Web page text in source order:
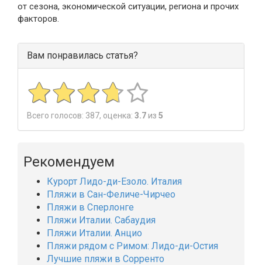
от сезона, экономической ситуации, региона и прочих
факторов.
Вам понравилась статья?
Всего голосов: 387, оценка: 3.7 из 5
Рекомендуем
Курорт Лидо-ди-Езоло. Италия
Пляжи в Сан-Феличе-Чирчео
Пляжи в Сперлонге
Пляжи Италии. Сабаудия
Пляжи Италии. Анцио
Пляжи рядом с Римом: Лидо-ди-Остия
Лучшие пляжи в Сорренто